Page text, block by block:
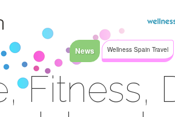
News Wellness Spain Travel
Fitness,